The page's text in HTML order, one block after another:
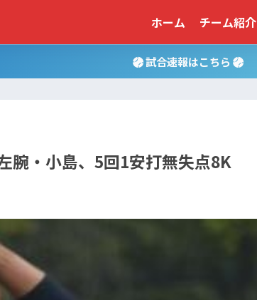
ホーム チーム紹介
試合速報はこちら
腕・小島、5回1安打無失点8K